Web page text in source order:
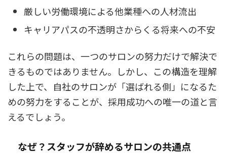
厳しい労働環境による他業種への人材流出
キャリアパスの不透明さからくる将来への不安
これらの問題は、一つのサロンの努力だけで解決で
きるものではありません。しかし、この構造を理解
した上で、自社のサロンが「選ばれる側」になるた
めの努力をすることが、採用成功への唯一の道と言
えるでしょう。
なぜ？スタッフが辞めるサロンの共通点